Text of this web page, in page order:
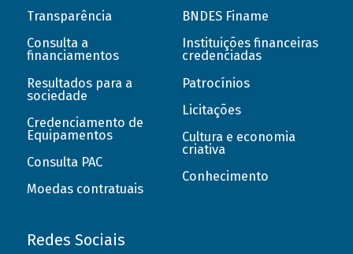
Transparência
Consulta a
financiamentos
Resultados para a
sociedade
Credenciamento de
Equipamentos
Consulta PAC
Moedas contratuais
BNDES Finame
Instituições financeiras
credenciadas
Patrocínios
Licitações
Cultura e economia
criativa
Conhecimento
Redes Sociais